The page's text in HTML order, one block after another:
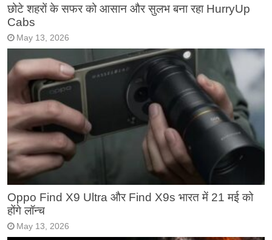
छोटे शहरों के सफर को आसान और सुलभ बना रहा HurryUp
Cabs
May 13, 2026
Oppo Find X9 Ultra और Find X9s भारत में 21 मई को
होंगे लॉन्च
May 13, 2026